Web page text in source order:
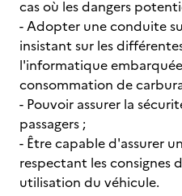
cas où les dangers
- Adopter une conduite
insistant sur les
l'informatique
consommation de
- Pouvoir assurer la
passagers ;
- Être capable d'assurer
respectant les consignes
utilisation du véhicule.